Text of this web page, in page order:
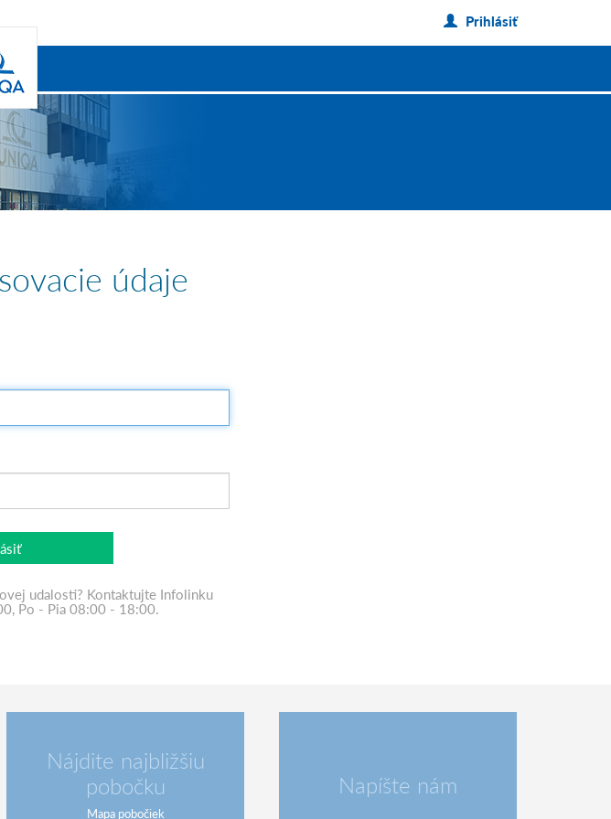
Prihlásiť
údaje
udalosti? Kontaktujte Infolinku
Po - Pia 08:00 - 18:00.
Nájdite najbližšiu
pobočku
Mapa pobočiek
Napíšte nám